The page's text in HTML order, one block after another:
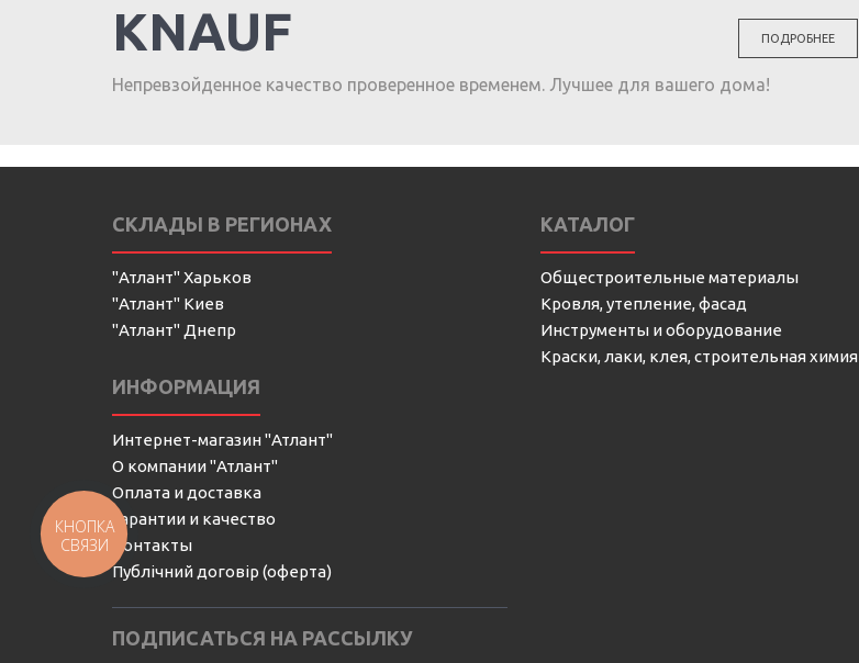
KNAUF
Непревзойденное качество проверенное временем. Лучшее для вашего дома!
ПОДРОБНЕЕ
СКЛАДЫ В РЕГИОНАХ
"Атлант" Харьков
"Атлант" Киев
"Атлант" Днепр
ИНФОРМАЦИЯ
Интернет-магазин "Атлант"
О компании "Атлант"
Оплата и доставка
Гарантии и качество
Контакты
Публічний договір (оферта)
ПОДПИСАТЬСЯ НА РАССЫЛКУ
КАТАЛОГ
Общестроительные материалы
Кровля, утепление, фасад
Инструменты и оборудование
Краски, лаки, клея, строительная химия
КНОПКА
СВЯЗИ